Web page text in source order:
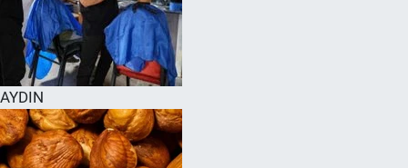
AYDIN